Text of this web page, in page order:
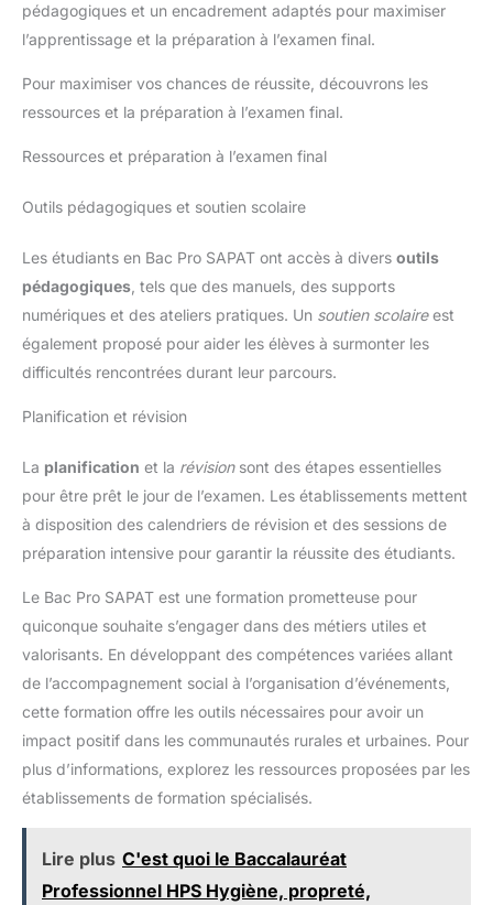
pédagogiques et un encadrement adaptés pour maximiser
l’apprentissage et la préparation à l’examen final.
Pour maximiser vos chances de réussite, découvrons les
ressources et la préparation à l’examen final.
Ressources et préparation à l’examen final
Outils pédagogiques et soutien scolaire
Les étudiants en Bac Pro SAPAT ont accès à divers outils
pédagogiques , tels que des manuels, des supports
numériques et des ateliers pratiques. Un soutien scolaireest
également proposé pour aider les élèves à surmonter les
difficultés rencontrées durant leur parcours.
Planification et révision
La planification et la révisionsont des étapes essentielles
pour être prêt le jour de l’examen. Les établissements mettent
à disposition des calendriers de révision et des sessions de
préparation intensive pour garantir la réussite des étudiants.
Le Bac Pro SAPAT est une formation prometteuse pour
quiconque souhaite s’engager dans des métiers utiles et
valorisants. En développant des compétences variées allant
de l’accompagnement social à l’organisation d’événements,
cette formation offre les outils nécessaires pour avoir un
impact positif dans les communautés rurales et urbaines. Pour
plus d’informations, explorez les ressources proposées par les
établissements de formation spécialisés.
Lire plus C'est quoi le Baccalauréat
Professionnel HPS Hygiène, propreté,